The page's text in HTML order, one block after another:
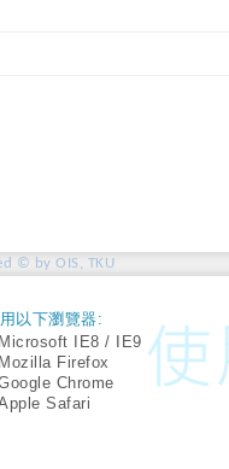
© by OIS, TKU
以下瀏覽器:
Microsoft IE8 / IE9
Mozilla Firefox
Chrome
Safari